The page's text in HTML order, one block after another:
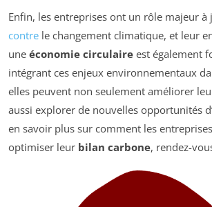
Enfin, les entreprises ont un rôle majeur à
contre le changement climatique, et leur
une économie circulaire est également
intégrant ces enjeux environnementaux
elles peuvent non seulement améliorer
aussi explorer de nouvelles opportunités
en savoir plus sur comment les
optimiser leur bilan carbone, rendez-